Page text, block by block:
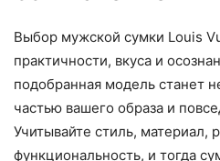
Выбор мужской сумки Louis
практичности, вкуса и
подобранная модель станет
частью вашего образа и
Учитывайте стиль, материал,
функциональность, и тогда